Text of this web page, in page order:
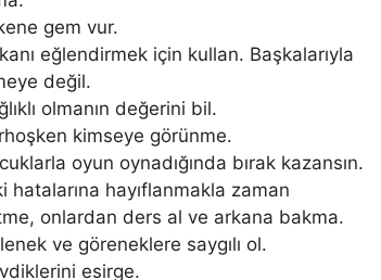
gem vur.
eğlendirmek için kullan. Başkalarıyla
değil.
olmanın değerini bil.
kimseye görünme.
oyun oynadığında bırak kazansın.
hatalarına hayıflanmakla zaman
onlardan ders al ve arkana bakma.
ve göreneklere saygılı ol.
esirge.